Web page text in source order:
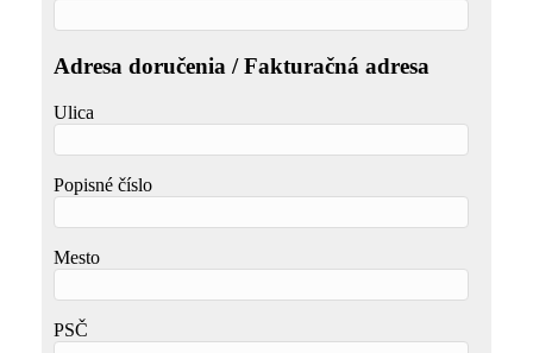
Adresa doručenia / Fakturačná adresa
Ulica
Popisné číslo
Mesto
PSČ